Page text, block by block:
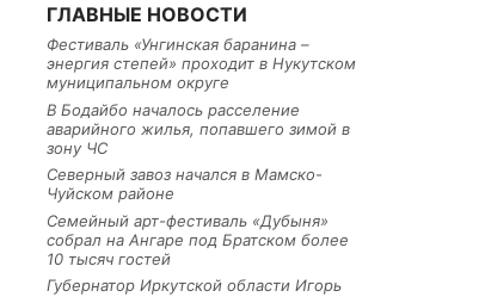
ГЛАВНЫЕ НОВОСТИ
Фестиваль «Унгинская баранина –
энергия степей» проходит в Нукутском
муниципальном округе
В Бодайбо началось расселение
аварийного жилья, попавшего зимой в
зону ЧС
Северный завоз начался в Мамско-
Чуйском районе
Семейный арт-фестиваль «Дубыня»
собрал на Ангаре под Братском более
10 тысяч гостей
Губернатор Иркутской области Игорь